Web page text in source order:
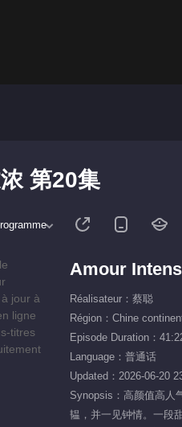
第20集
Amour
Réalisateur：蔡聪
Région：Chine
Episode Duration：
Language：普通话
Updated：2026-06-20
Synopsis：高颜值高人
韫，并一见钟情。一段